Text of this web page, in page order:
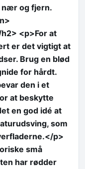
nær og fjern.
<p>For at
er det vigtigt at
Brug en blød
for hårdt.
den i et
at beskytte
en god idé at
som
p>
små
har rødder